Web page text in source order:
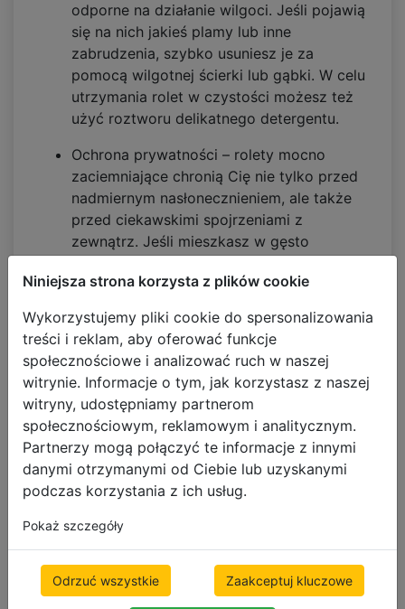
Niniejsza strona korzysta z plików cookie
Wykorzystujemy pliki cookie do spersonalizowania
treści i reklam, aby oferować funkcje
społecznościowe i analizować ruch w naszej
witrynie. Informacje o tym, jak korzystasz z naszej
witryny, udostępniamy partnerom
społecznościowym, reklamowym i analitycznym.
Partnerzy mogą połączyć te informacje z innymi
danymi otrzymanymi od Ciebie lub uzyskanymi
podczas korzystania z ich usług.
Pokaż szczegóły
Odrzuć wszystkie Zaakceptuj kluczowe
odporne na działanie wilgoci. Jeśli pojawią
się na nich jakieś plamy lub inne
zabrudzenia, szybko usuniesz je za
pomocą wilgotnej ścierki lub gąbki. W celu
utrzymania rolet w czystości możesz też
użyć roztworu delikatnego detergentu.
Ochrona prywatności – rolety mocno
zaciemniające chronią Cię nie tylko przed
nadmiernym nasłonecznieniem, ale także
przed ciekawskimi spojrzeniami z
zewnątrz. Jeśli mieszkasz w gęsto
okażą się dla Ciebie strzałem w dziesiątkę!
Atrakcyjny stosunek ceny do jakości –
tekstylne rolety zaciemniające na wymiar
to wybór zdecydowanie tańszy niż na
przykład eleganckieżaluzje drewniane.
Mimo to gwarantują skuteczną ochronę
przed mocnym słońcem, są wyjątkowo
wytrzymałe i mogą Ci służyć przez wiele
długich lat. Stanowią więc rewelacyjne
rozwiązanie dla osób poszukujących
solidnych, a przy tym tanich rolet
zaciemniających.
Korzyści zamontowania